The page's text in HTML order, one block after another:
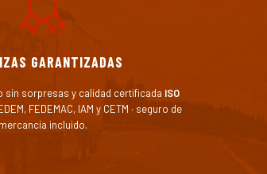
GARANTIZADAS
sin sorpresas y calidad certificada ISO
FEDEMAC, IAM y CETM · seguro de
mercancía incluido.